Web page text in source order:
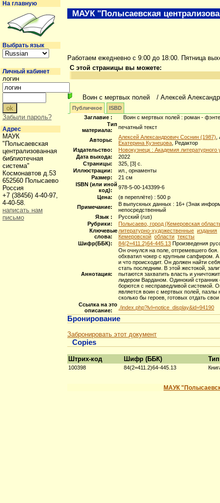
Работаем ежедневно с 9:00 до 18:00. Пятница
С этой страницы вы можете:
Воин с мертвых полей / Алексей
Публичное
ISBD
Заглавие :
Воин с мертвых полей : роман -
Тип
материала:
печатный текст
Авторы: Алексей Александрович Соснин (1987)
Екатерина Кузнецова , Редактор
Издательство:
Новокузнецк : Академия литературного
Дата выхода:
2022
Страницы:
325, [3] с.
Иллюстрации:
ил., орнаменты
Размер:
21 см
ISBN (или иной
код):
978-5-00-143399-6
Цена:
(в переплёте) : 500 р
Примечание:
В выпускных данных : 16+ (Знак
непосредственный
Язык :
Русский (rus)
Рубрики:
Полысаево, город (Кемеровская
Ключевые
слова:
литературно-художественные издания
Кемеровской области тексты
Шифр(ББК):
84(2=411.2)64-445.13 Произведения
Аннотация:
Он очнулся на поле, отгремевшего
обхватил чокер с крупным сапфиром. А
и что происходит. Он должен найти
стать последним. В этой жестокой,
пытаются захватить власть и
лидером Варданом. Одинокий странник
борются с несправедливой системой.
является воин с мертвых полей,
сколько бы героев, готовых отдать
Ссылка на это
описание:
./index.php?lvl=notice_display&id=94190
Бронирование
Забронировать этот документ
Copies
Штрих-код Шифр (ББК)
100398 84(2=411.2)64-445.13
МАУК
МАУК "Полысаевская
На главную
Выбрать язык
Личный кабинет
логин
Забыли пароль?
Адрес
МАУК
"Полысаевская
централизованная
библиотечная
система"
Космонавтов д.53
652560 Полысаево
Россия
+7 (38456) 4-40-97,
4-40-58.
написать нам
письмо